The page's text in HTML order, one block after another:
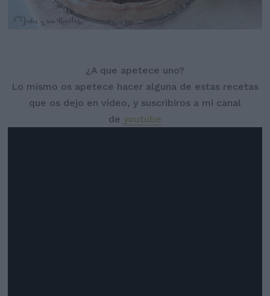
¿A que apetece uno?
Lo mismo os apetece hacer alguna de estas recetas
que os dejo en vídeo, y suscribiros a mi canal
de youtube